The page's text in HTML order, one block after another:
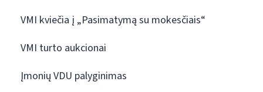
VMI kviečia į „Pasimatymą su mokesčiais“
VMI turto aukcionai
Įmonių VDU palyginimas